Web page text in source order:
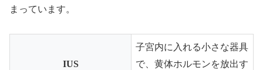
まっています。
IUS
子宮内に入れる小さな器具
で、黄体ホルモンを放出す